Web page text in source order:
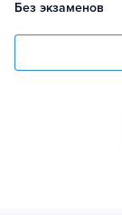
Без экзаменов